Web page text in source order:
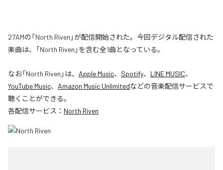
27AMの「North Riven」が配信開始された。今回デジタル配信された
楽曲は、「North Riven」を含む全1曲となっている。
なお「North Riven 」は、 Apple Music、 Spotify、 LINE MUSIC、
YouTube Music、 Amazon Music Unlimitedなどの音楽配信サービスで
聴くことができる。
各配信サービス： North Riven